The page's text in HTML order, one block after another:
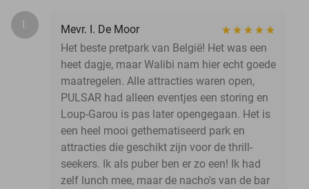
I.
Mevr. I. De Moor
Het beste pretpark van België! Het was een
heet dagje, maar Walibi nam hier echt goede
maatregelen. Alle attracties waren open,
PULSAR had alleen eventjes een storing en
Loup-Garou is pas later opengegaan. Het is
een heel mooi gethematiseerd park en
attracties die geschikt zijn voor de thrill-
seekers. Ik als puber ben er zo een! Ik had
zelf lunch mee, maar de nacho's van de bar